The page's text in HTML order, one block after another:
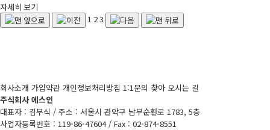
자세히 보기
1 23
회사소개 가입약관 개인정보처리방침 1:1문의 찾아 오시는 길
주식회사 에스인
대표자 : 김부식 / 주소 : 서울시 관악구 남부순환로 1783, 5층
사업자등록번호 : 119-86-47604 / Fax : 02-874-8551